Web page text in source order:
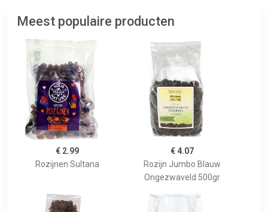
Meest populaire producten
€ 2.99
Rozijnen Sultana
€ 4.07
Rozijn Jumbo Blauw
Ongezwaveld 500gr